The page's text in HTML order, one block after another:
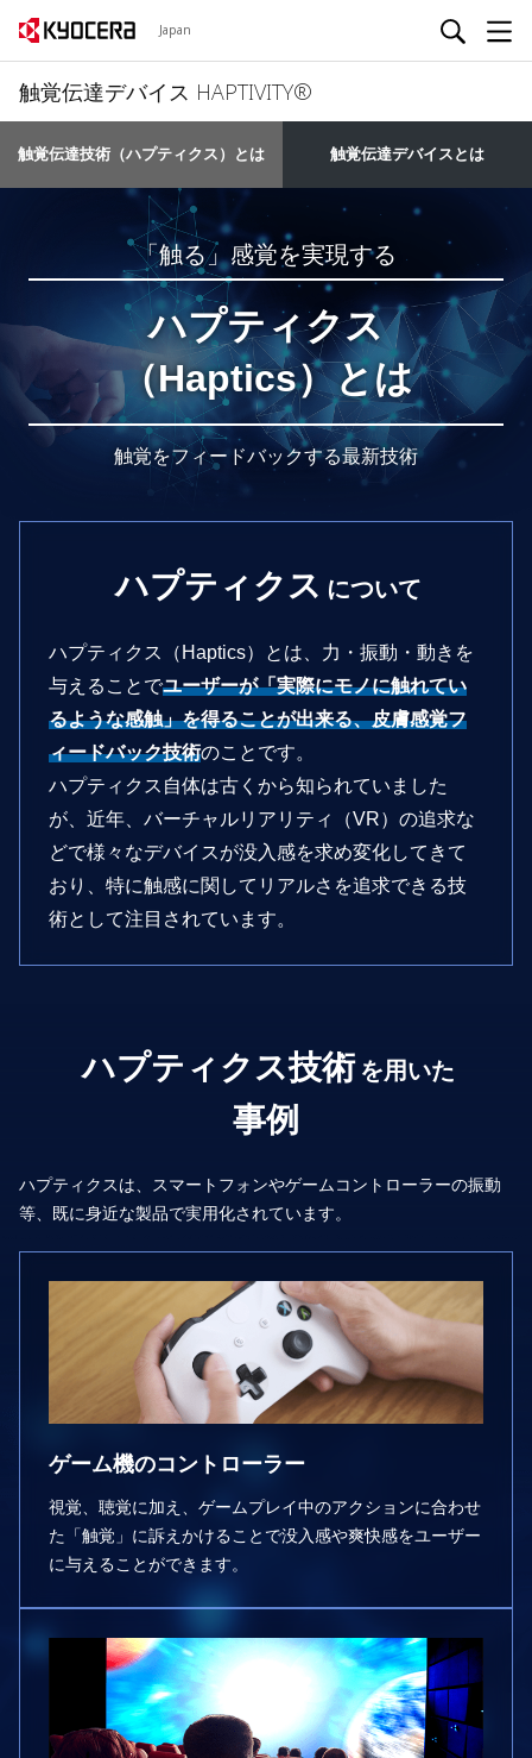
Japan
触覚伝達デバイス HAPTIVITY®
触覚伝達技術（ハプティクス）とは 触覚伝達デバイスとは
「触る」感覚を実現する
ハプティクス
（Haptics）とは
触覚をフィードバックする最新技術
ハプティクス について
ハプティクス（Haptics）とは、⼒・振動・動きを
与えることでユーザーが「実際にモノに触れてい
るような感触」を得ることが出来る、⽪膚感覚フ
ィードバック技術のことです。
ハプティクス⾃体は古くから知られていました
が、近年、バーチャルリアリティ（VR）の追求な
どで様々なデバイスが没⼊感を求め変化してきて
おり、特に触感に関して リアルさを追求できる技
術として注⽬されています。
ハプティクス技術 を⽤いた
事例
ハプティクスは、スマートフォンやゲームコントローラーの振動
等、
既に⾝近な製品で実⽤化されています。
ゲーム機のコントローラー
視覚、聴覚に加え、ゲームプレイ中のアクションに合わせ
た「触覚」に訴えかけることで没⼊感や爽快感をユーザー
に与えることができます。